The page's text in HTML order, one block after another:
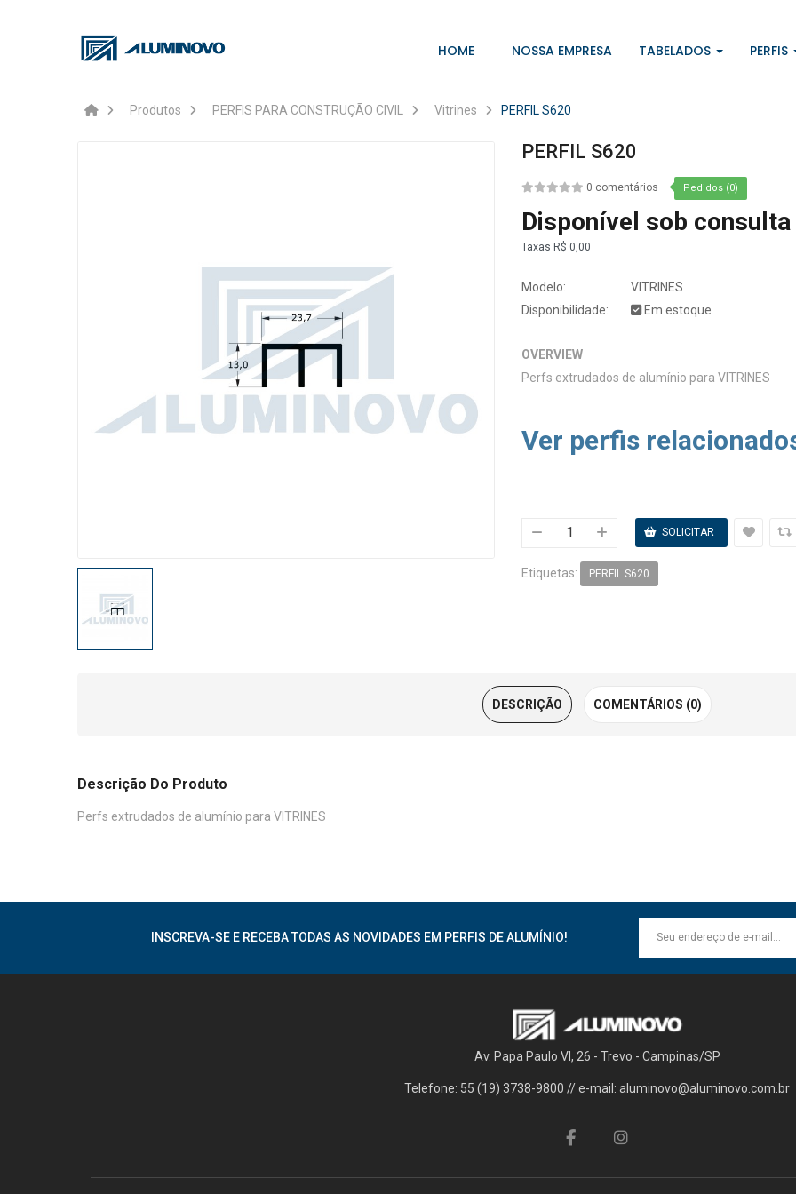
HOME NOSSA EMPRESA TABELADOS PERFIS
Produtos PERFIS PARA CONSTRUÇÃO CIVIL Vitrines PERFIL S620
PERFIL S620
0 comentários Pedidos (0)
Disponível sob consulta
Taxas R$ 0,00
Modelo:
VITRINES
Disponibilidade:
Em estoque
OVERVIEW
Perfs extrudados de alumínio para VITRINES
Ver perfis
Etiquetas: PERFIL S620
DESCRIÇÃO COMENTÁRIOS (0)
Descrição Do Produto
Perfs extrudados de alumínio para VITRINES
INSCREVA-SE E RECEBA TODAS AS NOVIDADES EM PERFIS DE ALUMÍNIO!
Av. Papa Paulo VI, 26 - Trevo - Campinas/SP
Telefone: 55 (19) 3738-9800 // e-mail: aluminovo@aluminovo.com.br